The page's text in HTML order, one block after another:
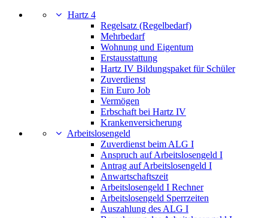
Hartz 4
Regelsatz (Regelbedarf)
Mehrbedarf
Wohnung und Eigentum
Erstausstattung
Hartz IV Bildungspaket für Schüler
Zuverdienst
Ein Euro Job
Vermögen
Erbschaft bei Hartz IV
Krankenversicherung
Arbeitslosengeld
Zuverdienst beim ALG I
Anspruch auf Arbeitslosengeld I
Antrag auf Arbeitslosengeld I
Anwartschaftszeit
Arbeitslosengeld I Rechner
Arbeitslosengeld Sperrzeiten
Auszahlung des ALG I